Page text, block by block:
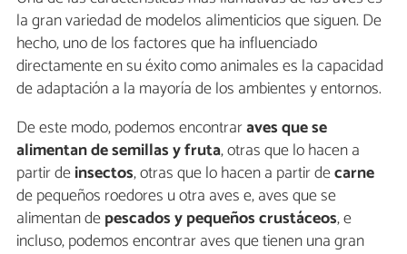
la gran variedad de modelos alimenticios que siguen. De
hecho, uno de los factores que ha influenciado
directamente en su éxito como animales es la capacidad
de adaptación a la mayoría de los ambientes y entornos.
De este modo, podemos encontraraves que se
alimentan de semillas y fruta, otras que lo hacen a
partir deinsectos, otras que lo hacen a partir decarne
de pequeños roedores u otra aves e, aves que se
alimentan depescados y pequeños crustáceos, e
incluso, podemos encontrar aves que tienen una gran